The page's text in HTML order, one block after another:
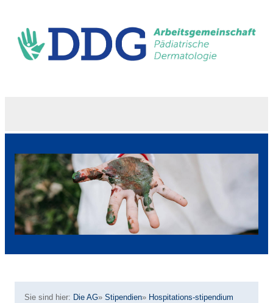
Sie sind hier: Die AG» Stipendien» Hospitations-stipendium